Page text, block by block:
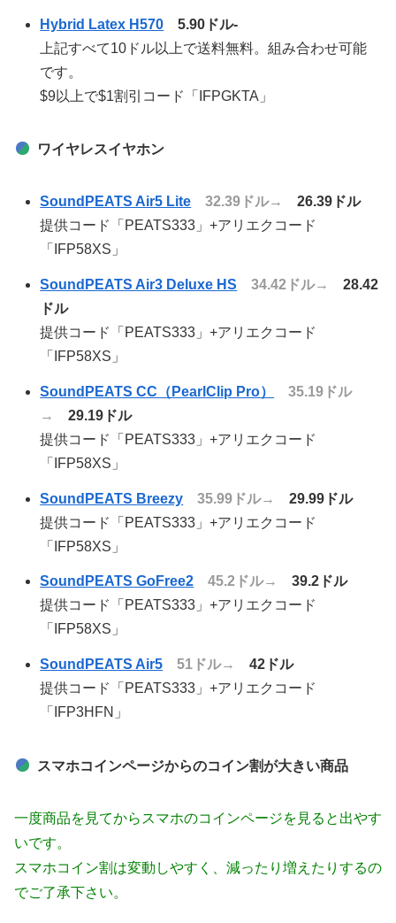
Hybrid Latex H570 5.90ドル-
上記すべて10ドル以上で送料無料。組み合わせ可能
です。
$9以上で$1割引コード「IFPGKTA」
ワイヤレスイヤホン
SoundPEATS Air5 Lite 32.39ドル→
26.39ドル
提供コード「PEATS333」+アリエクコード
「IFP58XS」
SoundPEATS Air3 Deluxe HS 34.42ドル→
28.42
ドル
提供コード「PEATS333」+アリエクコード
「IFP58XS」
SoundPEATS CC（PearlClip Pro）
35.19ドル
→
29.19ドル
提供コード「PEATS333」+アリエクコード
「IFP58XS」
SoundPEATS Breezy 35.99ドル→
29.99ドル
提供コード「PEATS333」+アリエクコード
「IFP58XS」
SoundPEATS GoFree2 45.2ドル→
39.2ドル
提供コード「PEATS333」+アリエクコード
「IFP58XS」
SoundPEATS Air5 51ドル→
42ドル
提供コード「PEATS333」+アリエクコード
「IFP3HFN」
スマホコインページからのコイン割が大きい商品
一度商品を見てからスマホのコインページを見ると出やす
いです。
スマホコイン割は変動しやすく、減ったり増えたりするの
でご了承下さい。